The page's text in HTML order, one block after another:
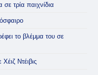
τρία παιχνίδια
το βλέμμα του σε
Ντέιβις